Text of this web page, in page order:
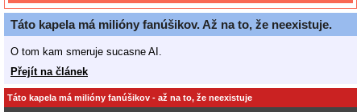
Táto kapela má milióny fanúšikov. Až na to, že neexistuje.
O tom kam smeruje sucasne AI.
Přejít na článek
Táto kapela má milióny fanúšikov - až na to, že neexistuje